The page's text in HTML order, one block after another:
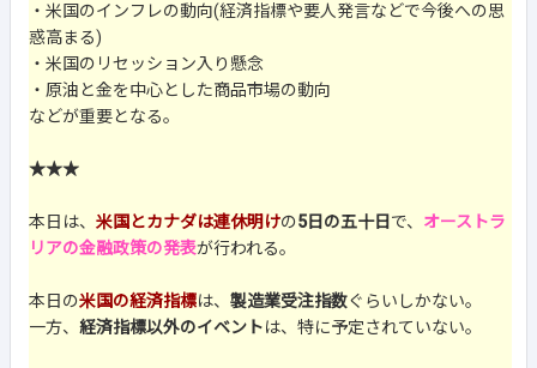
・米国のインフレの動向(経済指標や要人発言などで今後への思
惑高まる)
・米国のリセッション入り懸念
・原油と金を中心とした商品市場の動向
などが重要となる。
★★★
本日は、 米国とカナダは連休明けの5日の五十日 で、 オーストラ
リアの金融政策の発表が行われる。
本日の米国の経済指標は、 製造業受注指数ぐらいしかない。
一方、 経済指標以外のイベントは、特に予定されていない。